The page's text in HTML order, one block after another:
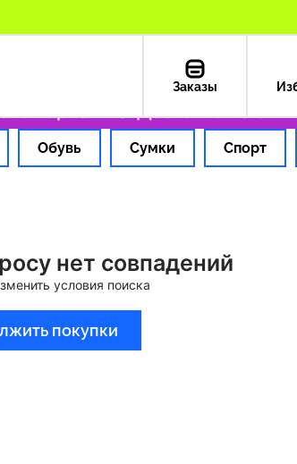
Заказы
картой РФ Доставка из США
Обувь Сумки Спорт
нет совпадений
условия поиска
покупки